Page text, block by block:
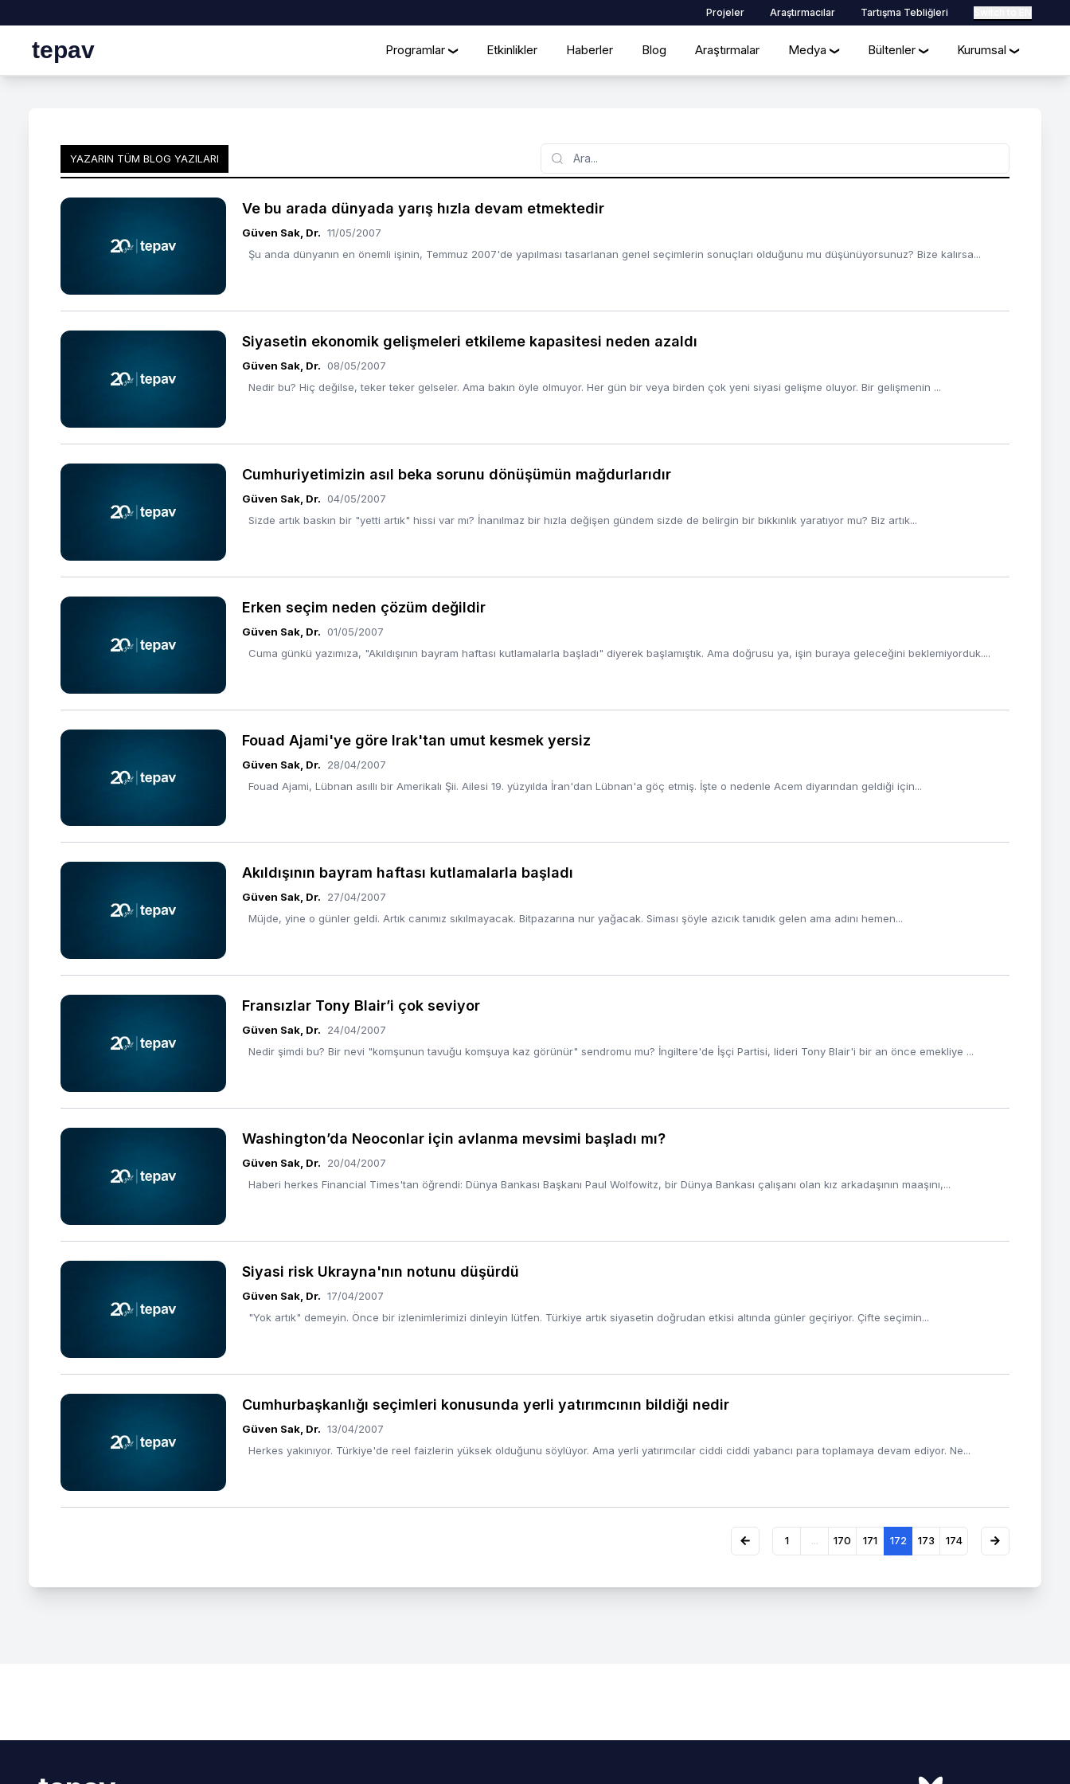
Projeler Araştırmacılar Tartışma Tebliğleri
tepav Programlar ❯ Etkinlikler Haberler Blog Araştırmalar Medya ❯ Bültenler ❯ Kurumsal ❯
YAZARIN TÜM BLOG YAZILARI
Search
Ve bu arada dünyada yarış hızla devam etmektedir
Güven Sak, Dr. 11/05/2007
Şu anda dünyanın en önemli işinin, Temmuz 2007'de yapılması tasarlanan genel seçimlerin sonuçları olduğunu mu düşünüyorsunuz? Bize kalırsa...
Siyasetin ekonomik gelişmeleri etkileme kapasitesi neden azaldı
Güven Sak, Dr.
08/05/2007
Nedir bu? Hiç değilse, teker teker gelseler. Ama bakın öyle olmuyor. Her gün bir veya birden çok yeni siyasi gelişme oluyor. Bir gelişmenin ...
Cumhuriyetimizin asıl beka sorunu dönüşümün mağdurlarıdır
Güven Sak, Dr.
04/05/2007
Sizde artık baskın bir "yetti artık" hissi var mı? İnanılmaz bir hızla değişen gündem sizde de belirgin bir bıkkınlık yaratıyor mu? Biz artık...
Erken seçim neden çözüm değildir
Güven Sak, Dr.
01/05/2007
Cuma günkü yazımıza, "Akıldışının bayram haftası kutlamalarla başladı" diyerek başlamıştık. Ama doğrusu ya, işin buraya geleceğini beklemiyorduk....
Fouad Ajami'ye göre Irak'tan umut kesmek yersiz
Güven Sak, Dr.
28/04/2007
Fouad Ajami, Lübnan asıllı bir Amerikalı Şii. Ailesi 19. yüzyılda İran'dan Lübnan'a göç etmiş. İşte o nedenle Acem diyarından geldiği için...
Akıldışının bayram haftası kutlamalarla başladı
Güven Sak, Dr.
27/04/2007
Müjde, yine o günler geldi. Artık canımız sıkılmayacak. Bitpazarına nur yağacak. Siması şöyle azıcık tanıdık gelen ama adını hemen...
Fransızlar Tony Blair’i çok seviyor
Güven Sak, Dr.
24/04/2007
Nedir şimdi bu? Bir nevi "komşunun tavuğu komşuya kaz görünür" sendromu mu? İngiltere'de İşçi Partisi, lideri Tony Blair'i bir an önce emekliye ...
Washington’da Neoconlar için avlanma mevsimi başladı mı?
Güven Sak, Dr.
20/04/2007
Haberi herkes Financial Times'tan öğrendi: Dünya Bankası Başkanı Paul Wolfowitz, bir Dünya Bankası çalışanı olan kız arkadaşının maaşını,...
Siyasi risk Ukrayna'nın notunu düşürdü
Güven Sak, Dr. 17/04/2007
"Yok artık" demeyin. Önce bir izlenimlerimizi dinleyin lütfen. Türkiye artık siyasetin doğrudan etkisi altında günler geçiriyor. Çifte seçimin...
Cumhurbaşkanlığı seçimleri konusunda yerli yatırımcının bildiği nedir
Güven Sak, Dr. 13/04/2007
Herkes yakınıyor. Türkiye'de reel faizlerin yüksek olduğunu söylüyor. Ama yerli yatırımcılar ciddi ciddi yabancı para toplamaya devam ediyor. Ne...
1 ... 170 171 172 173 174